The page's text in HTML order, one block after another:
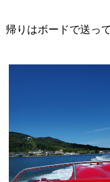
帰りはボードで送っ